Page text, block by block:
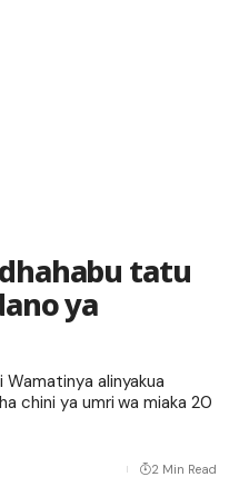
tatu
ya
alinyakua
chini ya umri wa miaka 20
2 Min Read